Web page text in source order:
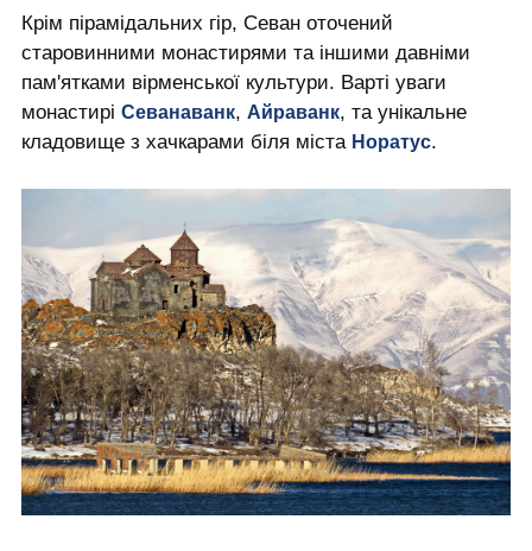
Крім пірамідальних гір, Севан оточений
старовинними монастирями та іншими давніми
пам'ятками вірменської культури. Варті уваги
монастирі Севанаванк, Айраванк, та унікальне
кладовище з хачкарами біля міста Норатус.